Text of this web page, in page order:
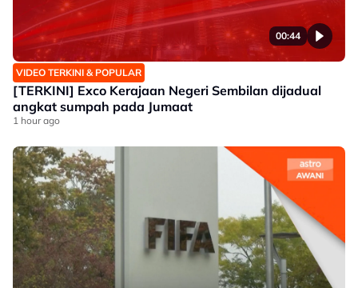
00:44
VIDEO TERKINI & POPULAR
[TERKINI] Exco Kerajaan Negeri Sembilan dijadual
angkat sumpah pada Jumaat
1 hour ago